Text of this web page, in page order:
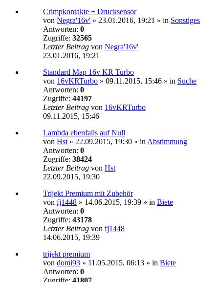
Crimpkontakte + Drucksensor
von Negra'16v' » 23.01.2016, 19:21 » in Sonstiges
Antworten: 0
Zugriffe: 32565
Letzter Beitrag von Negra'16v'
23.01.2016, 19:21
Standard Map 16v KR Turbo
von 16vKRTurbo » 09.11.2015, 15:46 » in Suche
Antworten: 0
Zugriffe: 44197
Letzter Beitrag von 16vKRTurbo
09.11.2015, 15:46
Lambda ebenfalls auf Null
von Hst » 22.09.2015, 19:30 » in Abstimmung
Antworten: 0
Zugriffe: 38424
Letzter Beitrag von Hst
22.09.2015, 19:30
Trijekt Premium mit Zubehör
von fj1448 » 14.06.2015, 19:39 » in Biete
Antworten: 0
Zugriffe: 43178
Letzter Beitrag von fj1448
14.06.2015, 19:39
trijekt premium
von domi93 » 11.05.2015, 06:13 » in Biete
Antworten: 0